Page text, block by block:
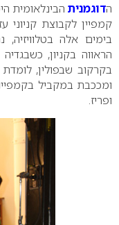
הדוגמנית הבינלאומית
בימים אלה
בקרקוב שבפולין,
ומככבת במקביל
ופריז.